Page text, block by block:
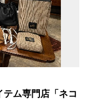
ム専門店「ネコ